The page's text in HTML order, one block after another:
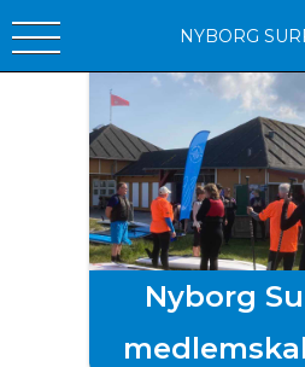
NYBORG
Nyborg